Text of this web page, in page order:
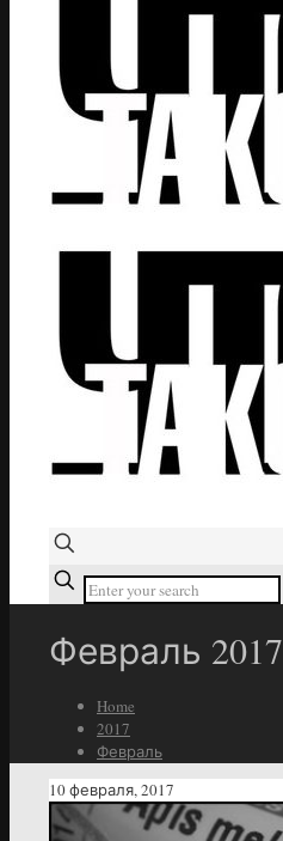
Февраль 2017
Home
2017
Февраль
10 февраля, 2017